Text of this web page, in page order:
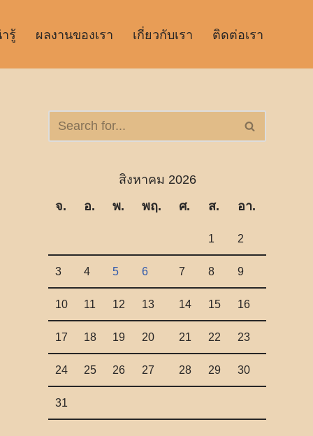
รู้ ผลงานของเรา เกี่ยวกับเรา ติดต่อเรา
สิงหาคม 2026
จ.
อ. พ. พฤ. ศ. ส. อา.
1 2
3 4 5 6 7 8 9
10 11 12 13 14 15 16
17 18 19 20 21 22 23
24 25 26 27 28 29 30
31